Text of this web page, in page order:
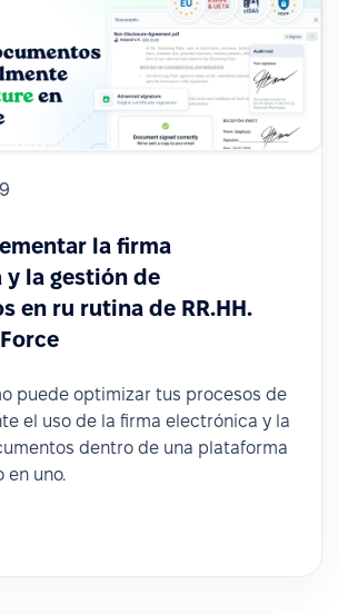
la firma
la gestión de
en ru rutina de RR.HH.
puede optimizar tus procesos de
el uso de la firma electrónica y la
dentro de una plataforma
en uno.